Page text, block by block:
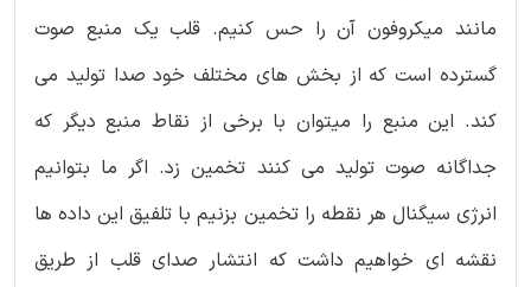
مانند میکروفون آن را حس کنیم. قلب یک منبع صوت
گسترده است که از بخش های مختلف خود صدا تولید می
کند. این منبع را میتوان با برخی از نقاط منبع دیگر که
جداگانه صوت تولید می کنند تخمین زد. اگر ما بتوانیم
انرژی سیگنال هر نقطه را تخمین بزنیم با تلفیق این داده ها
نقشه ای خواهیم داشت که انتشار صدای قلب از طریق